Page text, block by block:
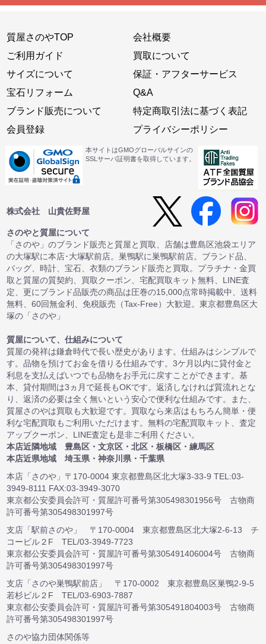
質屋さのやTOP
ご利用ガイド
サイズについて
宝石リフォーム
ブランド販売について
会員登録
会社概要
買取について
保証・アフターサービス
Q&A
特定商取引法に基づく表記
プライバシーポリシー
本サイトはGMOグローバルサインの
SSLサーバ証明書を取得しています。
株式会社 山貴佐野屋
さのやと質屋について
「さのや」のブランド販売と質屋と買取、店舗は豊島区池袋エリア
の大塚駅に本店･大塚駅前店。巣鴨駅に巣鴨駅前店。ブランド品、
バッグ、時計、宝石、衣類のブランド販売と買取。プラチナ・金買
取と質屋の質契約、買取クーポン、宅配買取キット無料、LINE査
定、更にブランド品販売の商品は圧巻の15,000点常時掲載中、送料
無料、60回無金利、免税販売（Tax-Free）大歓迎。東京都豊島区大
塚の「さのや」
質屋について、仕組みについて
質屋の発祥は鎌倉時代で長い歴史があります。仕組みはシンプルで
す。品物を預けてお金を借りる仕組みです。3ケ月以内に貸付金と
利息を支払えばいつでも品物をお手元に戻すことができます。基
本、貸付期間は3ヵ月で延長もOKです。返済しなければ質流れとな
り、返済の必要は全く無いという安心で便利な仕組みです。また、
質屋さのやは買取も大歓迎です。買取なら来店はもちろん簡単・便
利な宅配買取もご利用いただけます。無料の宅配買取キット、査定
アップクーポン、LINE査定も是非ご利用ください。
本店近隣地域 豊島区・文京区・北区・板橋区・練馬区
本店近県地域 埼玉県・神奈川県・千葉県
本店「さのや」〒170-0004 東京都豊島区北大塚3-33-9 TEL:03-
3949-8111 FAX:03-3949-3070
東京都公安委員会許可・質屋許可番号第305498301956号 古物商
許可番号第305498301997号
支店「駅前さのや」 〒170-0004 東京都豊島区北大塚2-6-13 チ
コービル２F TEL/03-3949-7723
東京都公安委員会許可・質屋許可番号第305491406004号 古物商
許可番号第305498301997号
支店「さのや巣鴨駅前店」 〒170-0002 東京都豊島区巣鴨2-9-5
若杉ビル２F TEL/03-6903-7887
東京都公安委員会許可・質屋許可番号第305491804003号 古物商
許可番号第305498301997号
さのや協力団体関係等